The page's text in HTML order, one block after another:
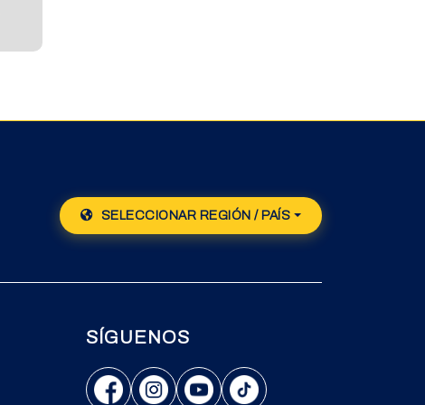
SELECCIONAR REGIÓN / PAÍS
SÍGUENOS